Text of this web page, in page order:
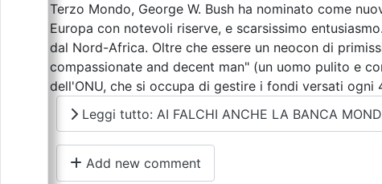
Terzo Mondo, George W. Bush ha nominato come
Europa con notevoli riserve, e scarsissimo
dal Nord-Africa. Oltre che essere un neocon di
compassionate and decent man" (un uomo pulito e
dell'ONU, che si occupa di gestire i fondi versati ogni
Leggi tutto: AI FALCHI ANCHE LA BANCA
Add new comment